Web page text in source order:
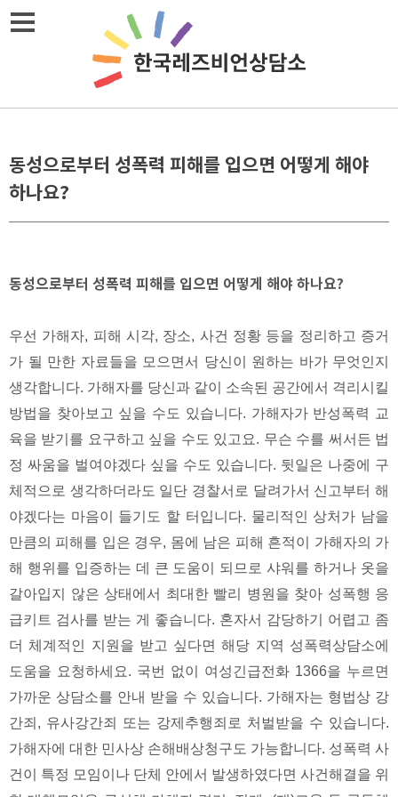
Skip
동성으로부터 성폭력 피해를 입으면 어떻게 해야
하나요?
동성으로부터 성폭력 피해를 입으면 어떻게 해야 하나요?
우선 가해자, 피해 시각, 장소, 사건 정황 등을 정리하고 증거
가 될 만한 자료들을 모으면서 당신이 원하는 바가 무엇인지
생각합니다. 가해자를 당신과 같이 소속된 공간에서 격리시킬
방법을 찾아보고 싶을 수도 있습니다. 가해자가 반성폭력 교
육을 받기를 요구하고 싶을 수도 있고요. 무슨 수를 써서든 법
정 싸움을 벌여야겠다 싶을 수도 있습니다. 뒷일은 나중에 구
체적으로 생각하더라도 일단 경찰서로 달려가서 신고부터 해
야겠다는 마음이 들기도 할 터입니다. 물리적인 상처가 남을
만큼의 피해를 입은 경우, 몸에 남은 피해 흔적이 가해자의 가
해 행위를 입증하는 데 큰 도움이 되므로 샤워를 하거나 옷을
갈아입지 않은 상태에서 최대한 빨리 병원을 찾아 성폭행 응
급키트 검사를 받는 게 좋습니다. 혼자서 감당하기 어렵고 좀
더 체계적인 지원을 받고 싶다면 해당 지역 성폭력상담소에
도움을 요청하세요. 국번 없이 여성긴급전화 1366을 누르면
가까운 상담소를 안내 받을 수 있습니다. 가해자는 형법상 강
간죄, 유사강간죄 또는 강제추행죄로 처벌받을 수 있습니다.
가해자에 대한 민사상 손해배상청구도 가능합니다. 성폭력 사
건이 특정 모임이나 단체 안에서 발생하였다면 사건해결을 위